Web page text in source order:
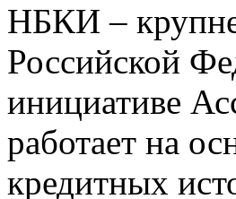
НБКИ –
Российской
инициативе
работает на
кредитных